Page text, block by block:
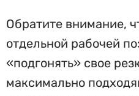
Обратите внимание,
отдельной рабочей
«подгонять» свое
максимально